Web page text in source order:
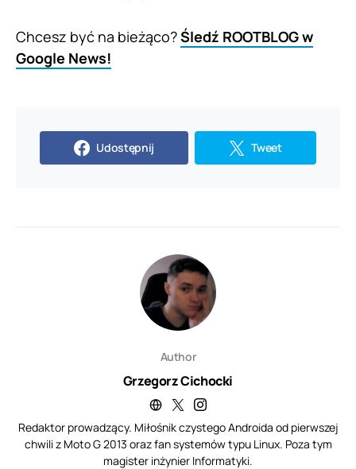
Chcesz być na bieżąco?Śledź ROOTBLOG w
Google News!
Udostępnij Tweet
Author
Grzegorz Cichocki
Redaktor prowadzący. Miłośnik czystego Androida od pierwszej
chwili z Moto G 2013 oraz fan systemów typu Linux. Poza tym
magister inżynier Informatyki.